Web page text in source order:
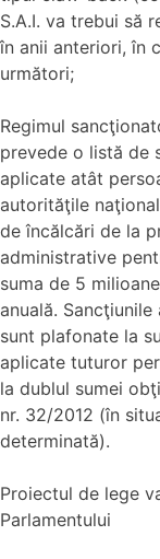
S.A.I. va trebui să
în anii anteriori, în
următori;
Regimul
prevede o listă de
aplicate atât
autorităţile
de încălcări de la
administrative
suma de 5
anuală.
sunt plafonate la
aplicate tuturor
la dublul sumei
nr. 32/2012 (în
determinată).
Proiectul de lege
Parlamentului